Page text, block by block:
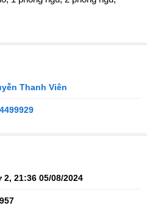
Thanh Viên
2, 21:36 05/08/2024